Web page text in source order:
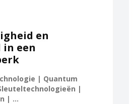
en
in een
| Quantum
|
| ...